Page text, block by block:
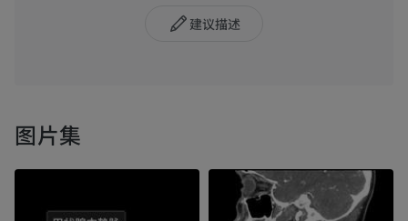
建议描述
图片集